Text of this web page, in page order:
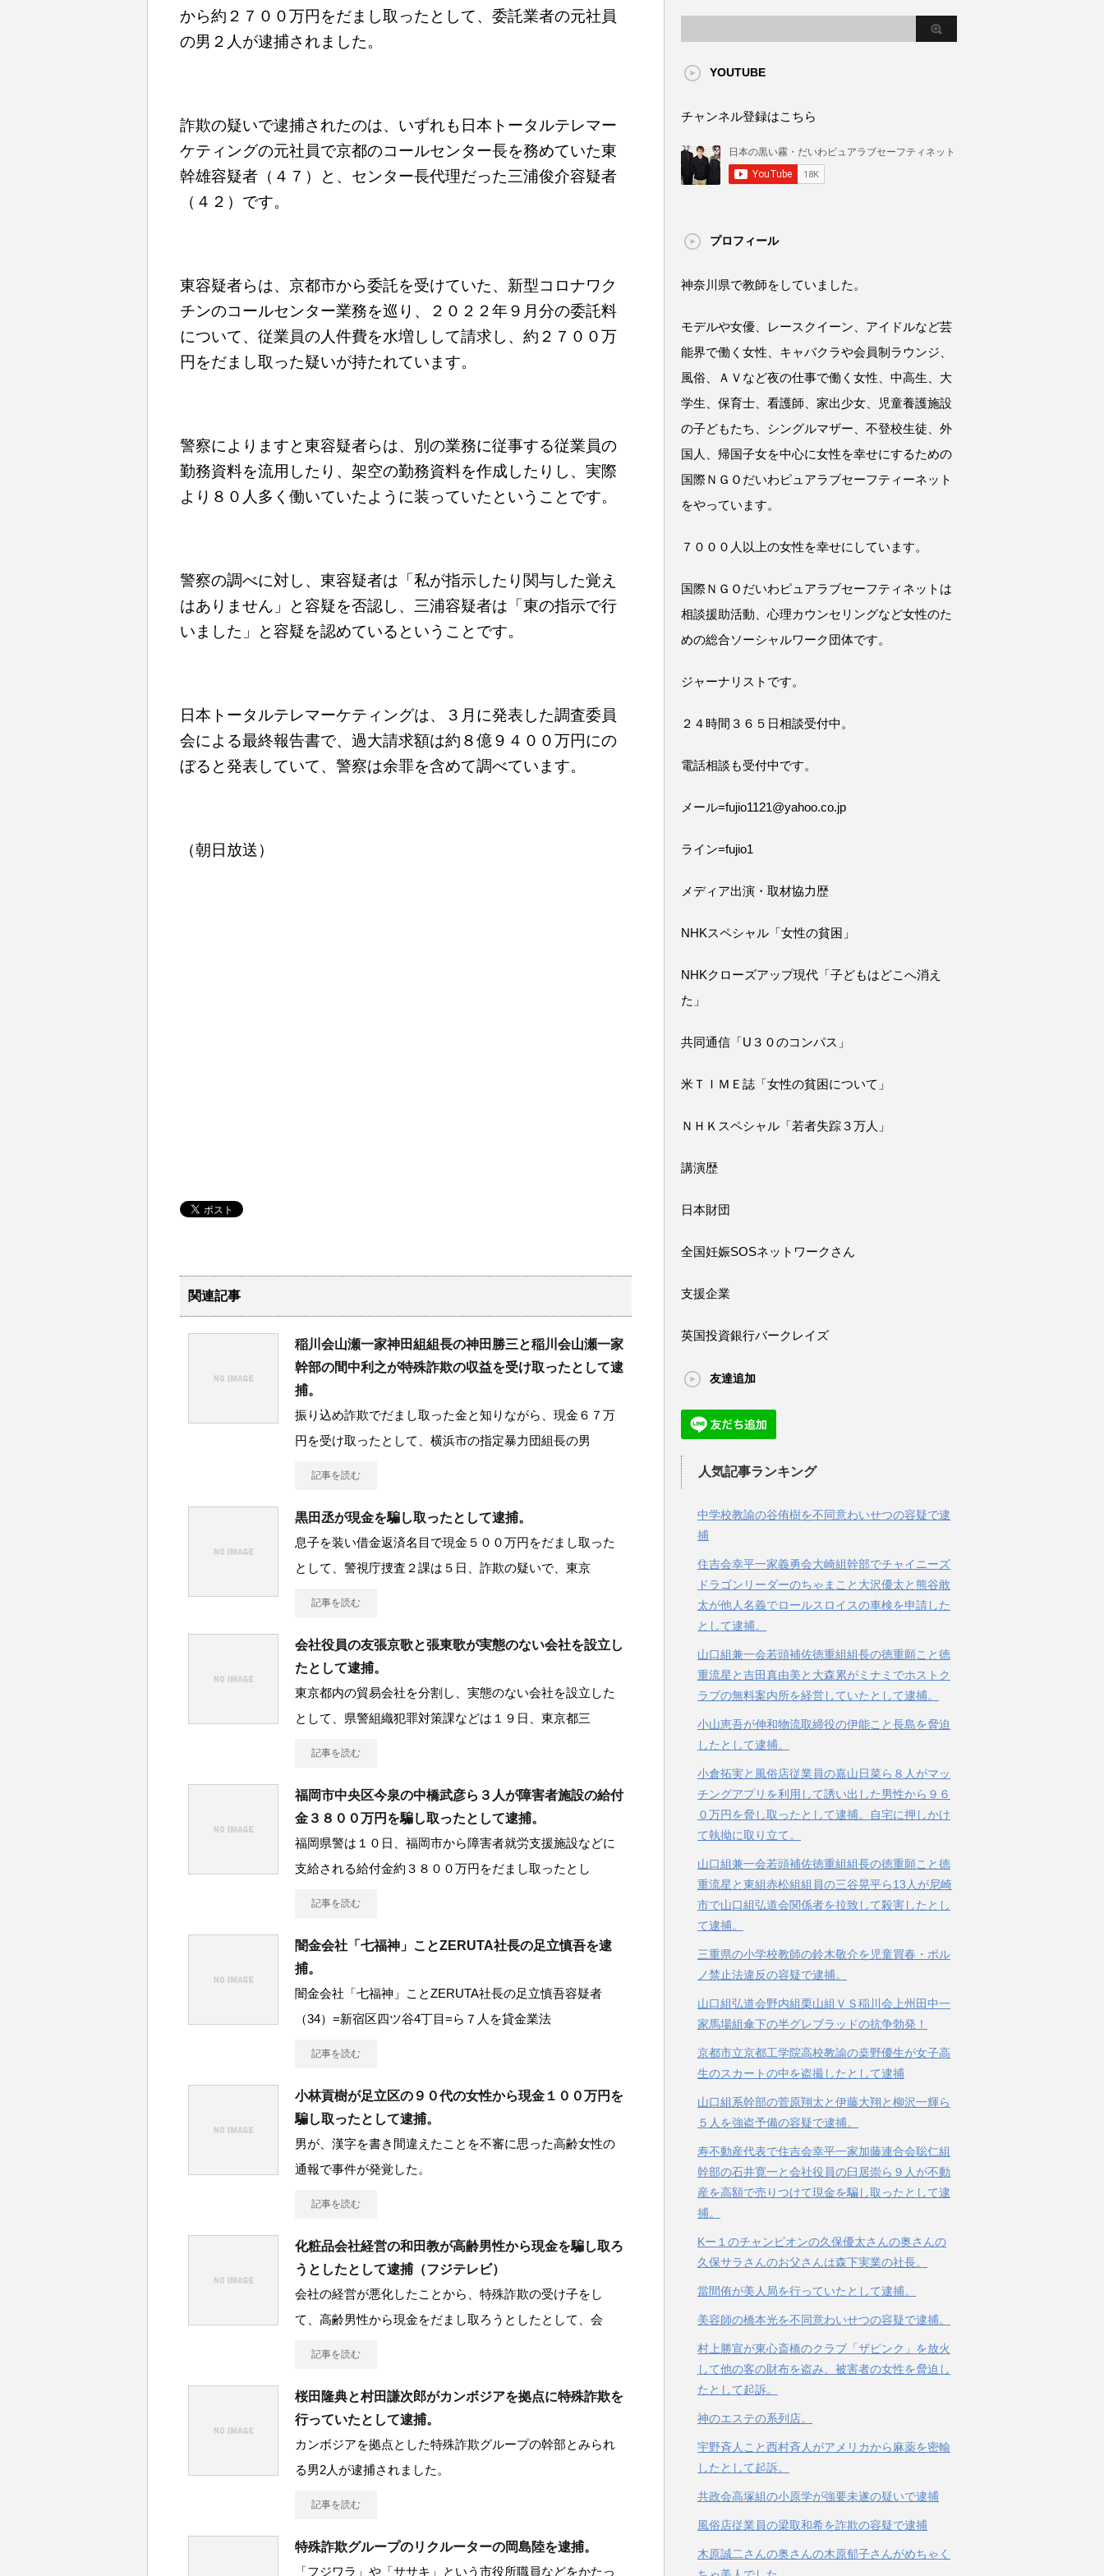
から約２７００万円をだまし取ったとして、委託業者の元社員
の男２人が逮捕されました。
詐欺の疑いで逮捕されたのは、いずれも日本トータルテレマー
ケティングの元社員で京都のコールセンター長を務めていた東
幹雄容疑者（４７）と、センター長代理だった三浦俊介容疑者
（４２）です。
東容疑者らは、京都市から委託を受けていた、新型コロナワク
チンのコールセンター業務を巡り、２０２２年９月分の委託料
について、従業員の人件費を水増しして請求し、約２７００万
円をだまし取った疑いが持たれています。
警察によりますと東容疑者らは、別の業務に従事する従業員の
勤務資料を流用したり、架空の勤務資料を作成したりし、実際
より８０人多く働いていたように装っていたということです。
警察の調べに対し、東容疑者は「私が指示したり関与した覚え
はありません」と容疑を否認し、三浦容疑者は「東の指示で行
いました」と容疑を認めているということです。
日本トータルテレマーケティングは、３月に発表した調査委員
会による最終報告書で、過大請求額は約８億９４００万円にの
ぼると発表していて、警察は余罪を含めて調べています。
（朝日放送）
関連記事
稲川会山瀬一家神田組組長の神田勝三と稲川会山瀬一家
幹部の間中利之が特殊詐欺の収益を受け取ったとして逮
捕。
振り込め詐欺でだまし取った金と知りながら、現金６７万
円を受け取ったとして、横浜市の指定暴力団組長の男
記事を読む
黒田丞が現金を騙し取ったとして逮捕。
息子を装い借金返済名目で現金５００万円をだまし取った
として、警視庁捜査２課は５日、詐欺の疑いで、東京
記事を読む
会社役員の友張京歌と張東歌が実態のない会社を設立し
たとして逮捕。
東京都内の貿易会社を分割し、実態のない会社を設立した
として、県警組織犯罪対策課などは１９日、東京都三
記事を読む
福岡市中央区今泉の中橋武彦ら３人が障害者施設の給付
金３８００万円を騙し取ったとして逮捕。
福岡県警は１０日、福岡市から障害者就労支援施設などに
支給される給付金約３８００万円をだまし取ったとし
記事を読む
闇金会社「七福神」ことZERUTA社長の足立慎吾を逮
捕。
闇金会社「七福神」ことZERUTA社長の足立慎吾容疑者
（34）=新宿区四ツ谷4丁目=ら７人を貸金業法
記事を読む
小林貢樹が足立区の９０代の女性から現金１００万円を
騙し取ったとして逮捕。
男が、漢字を書き間違えたことを不審に思った高齢女性の
通報で事件が発覚した。
記事を読む
化粧品会社経営の和田教が高齢男性から現金を騙し取ろ
うとしたとして逮捕（フジテレビ）
会社の経営が悪化したことから、特殊詐欺の受け子をし
て、高齢男性から現金をだまし取ろうとしたとして、会
記事を読む
桜田隆典と村田謙次郎がカンボジアを拠点に特殊詐欺を
行っていたとして逮捕。
カンボジアを拠点とした特殊詐欺グループの幹部とみられ
る男2人が逮捕されました。
記事を読む
特殊詐欺グループのリクルーターの岡島陸を逮捕。
「フジワラ」や「ササキ」という市役所職員などをかたっ
YOUTUBE
チャンネル登録はこちら
プロフィール
神奈川県で教師をしていました。
モデルや女優、レースクイーン、アイドルなど芸
能界で働く女性、キャバクラや会員制ラウンジ、
風俗、ＡＶなど夜の仕事で働く女性、中高生、大
学生、保育士、看護師、家出少女、児童養護施設
の子どもたち、シングルマザー、不登校生徒、外
国人、帰国子女を中心に女性を幸せにするための
国際ＮＧＯだいわピュアラブセーフティーネット
をやっています。
７０００人以上の女性を幸せにしています。
国際ＮＧＯだいわピュアラブセーフティネットは
相談援助活動、心理カウンセリングなど女性のた
めの総合ソーシャルワーク団体です。
ジャーナリストです。
２４時間３６５日相談受付中。
電話相談も受付中です。
メール=fujio1121@yahoo.co.jp
ライン=fujio1
メディア出演・取材協力歴
NHKスペシャル「女性の貧困」
NHKクローズアップ現代「子どもはどこへ消え
た」
共同通信「U３０のコンパス」
米ＴＩＭＥ誌「女性の貧困について」
ＮＨＫスペシャル「若者失踪３万人」
講演歴
日本財団
全国妊娠SOSネットワークさん
支援企業
英国投資銀行バークレイズ
友達追加
人気記事ランキング
中学校教諭の谷侑樹を不同意わいせつの容疑で逮
捕
住吉会幸平一家義勇会大崎組幹部でチャイニーズ
ドラゴンリーダーのちゃまこと大沢優太と熊谷敢
太が他人名義でロールスロイスの車検を申請した
として逮捕。
山口組兼一会若頭補佐徳重組組長の徳重願こと徳
重流星と吉田真由美と大森累がミナミでホストク
ラブの無料案内所を経営していたとして逮捕。
小山恵吾が伸和物流取締役の伊能こと長島を脅迫
したとして逮捕。
小倉拓実と風俗店従業員の嘉山日菜ら８人がマッ
チングアプリを利用して誘い出した男性から９６
０万円を脅し取ったとして逮捕。自宅に押しかけ
て執拗に取り立て。
山口組兼一会若頭補佐徳重組組長の徳重願こと徳
重流星と東組赤松組組員の三谷晃平ら13人が尼崎
市で山口組弘道会関係者を拉致して殺害したとし
て逮捕。
三重県の小学校教師の鈴木敬介を児童買春・ポル
ノ禁止法違反の容疑で逮捕。
山口組弘道会野内組栗山組ＶＳ稲川会上州田中一
家馬場組傘下の半グレブラッドの抗争勃発！
京都市立京都工学院高校教諭の桒野優生が女子高
生のスカートの中を盗撮したとして逮捕
山口組系幹部の菅原翔太と伊藤大翔と柳沢一輝ら
５人を強盗予備の容疑で逮捕。
寿不動産代表で住吉会幸平一家加藤連合会聡仁組
幹部の石井寛一と会社役員の臼居崇ら９人が不動
産を高額で売りつけて現金を騙し取ったとして逮
捕。
Kー１のチャンピオンの久保優太さんの奥さんの
久保サラさんのお父さんは森下実業の社長。
當間侑が美人局を行っていたとして逮捕。
美容師の橋本光を不同意わいせつの容疑で逮捕。
村上勝宣が東心斎橋のクラブ「ザピンク」を放火
して他の客の財布を盗み、被害者の女性を脅迫し
たとして起訴。
神のエステの系列店。
宇野斉人こと西村斉人がアメリカから麻薬を密輸
したとして起訴。
共政会高塚組の小原学が強要未遂の疑いで逮捕
風俗店従業員の梁取和希を詐欺の容疑で逮捕
木原誠二さんの奥さんの木原郁子さんがめちゃく